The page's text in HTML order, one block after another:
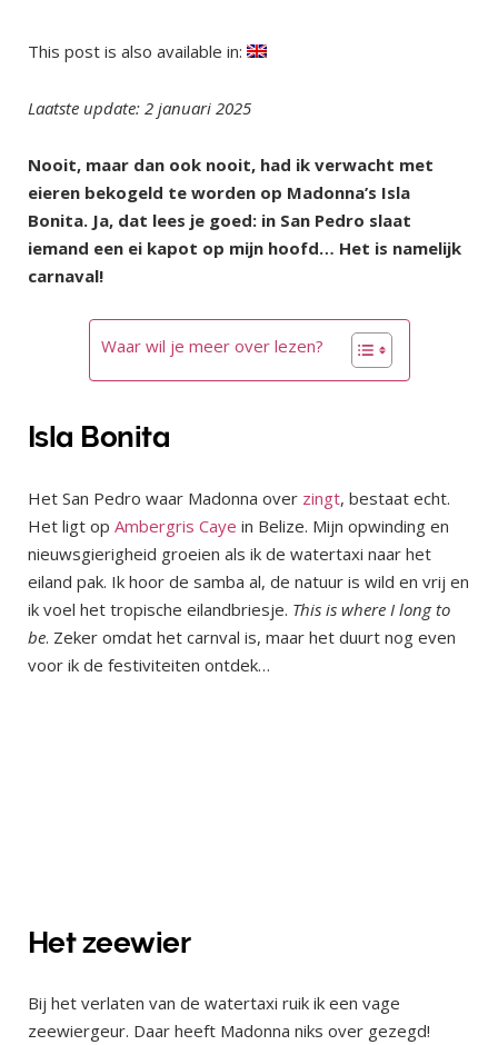
This post is also available in:
Laatste update: 2 januari 2025
Nooit, maar dan ook nooit, had ik verwacht met
eieren bekogeld te worden op Madonna’s Isla
Bonita. Ja, dat lees je goed: in San Pedro slaat
iemand een ei kapot op mijn hoofd… Het is namelijk
carnaval!
Waar wil je meer over lezen?
Isla Bonita
Het San Pedro waar Madonna over zingt, bestaat echt.
Het ligt op Ambergris Caye in Belize. Mijn opwinding en
nieuwsgierigheid groeien als ik de watertaxi naar het
eiland pak. Ik hoor de samba al, de natuur is wild en vrij en
ik voel het tropische eilandbriesje. This is where I long to
be. Zeker omdat het carnval is, maar het duurt nog even
voor ik de festiviteiten ontdek…
Het zeewier
Bij het verlaten van de watertaxi ruik ik een vage
zeewiergeur. Daar heeft Madonna niks over gezegd!